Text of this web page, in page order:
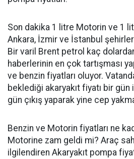
Son dakika 1 litre Motorin ve 1
Ankara, İzmir ve İstanbul
Bir varil Brent petrol kaç
haberlerinin en çok tartışması
ve benzin fiyatları oluyor.
beklediği akaryakıt fiyatı bir
gün çıkış yaparak yine cep
Benzin ve Motorin fiyatları ne
Motorine zam geldi mi? Araç
ilgilendiren Akaryakıt pompa